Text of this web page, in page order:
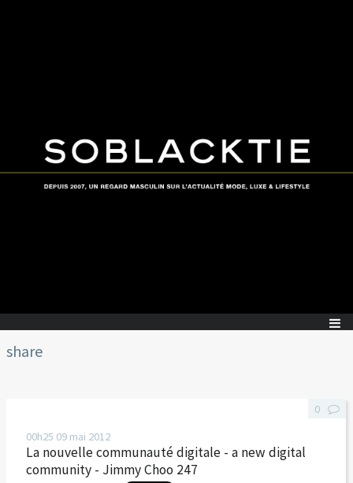
share
00h25 09 mai 2012
La nouvelle communauté digitale - a new digital
community - Jimmy Choo 247
0